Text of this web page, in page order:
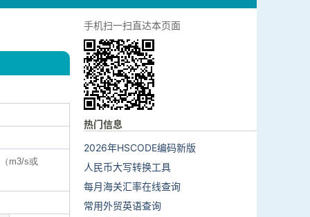
m3/s或
手机扫一扫直达本页面
热门信息
2026年HSCODE编码新版
人民币大写转换工具
每月海关汇率在线查询
常用外贸英语查询